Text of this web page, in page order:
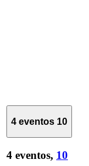
4 eventos 10
4 eventos, 10